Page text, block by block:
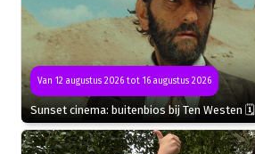
Van 12 augustus 2026 tot 16 augustus 2026
Sunset cinema: buitenbios bij Ten Westen 🗓